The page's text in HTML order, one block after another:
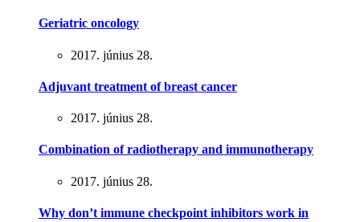
Geriatric oncology
2017. június 28.
Adjuvant treatment of breast cancer
2017. június 28.
Combination of radiotherapy and immunotherapy
2017. június 28.
Why don’t immune checkpoint inhibitors work in